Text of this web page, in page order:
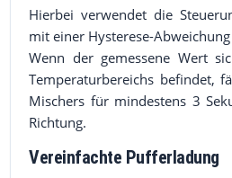
Hierbei verwendet die
mit einer Hysterese-Abweichung
Wenn der gemessene Wert
Temperaturbereichs befindet,
Mischers für mindestens 3
Richtung.
Vereinfachte Pufferladung